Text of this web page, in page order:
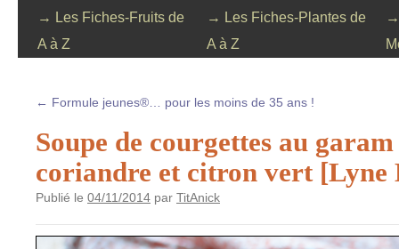
→ Les Fiches-Fruits de
A à Z
→ Les Fiches-Plantes de
A à Z
→
← Formule jeunes®… pour les moins de 35 ans !
Soupe de courgettes au
coriandre et citron vert [Lyne
Publié le 04/11/2014 par TitAnick